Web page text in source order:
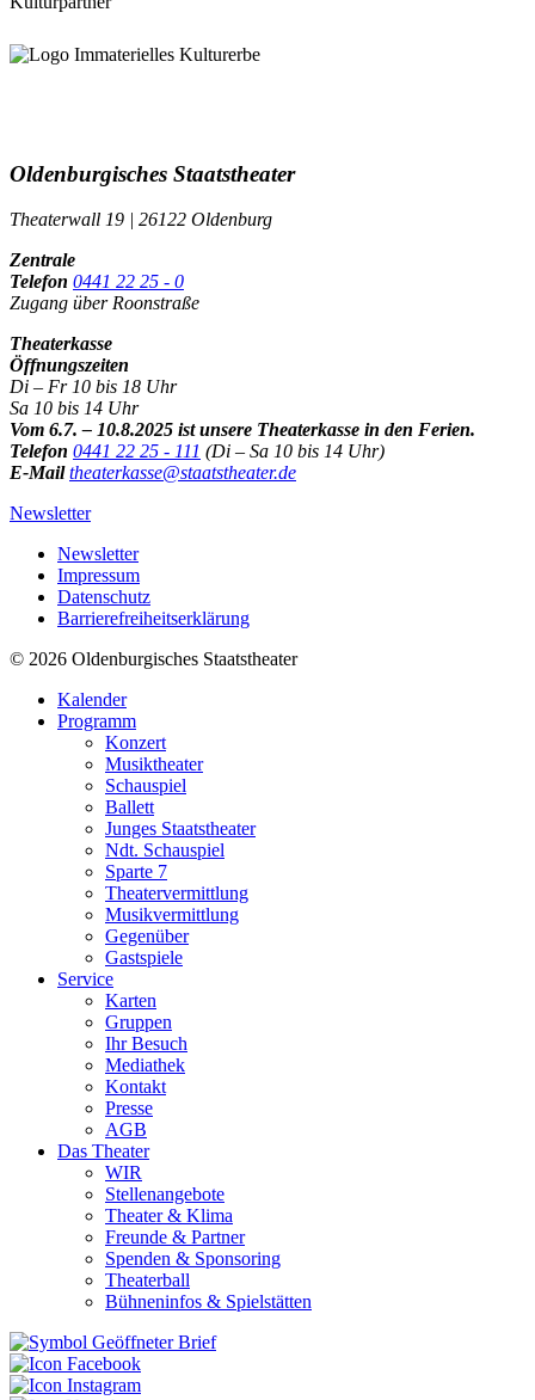
Oldenburgisches Staatstheater
Theaterwall 19 | 26122 Oldenburg
Zentrale
Telefon 0441 22 25 - 0
Zugang über Roonstraße
Theaterkasse
Öffnungszeiten
Di – Fr 10 bis 18 Uhr
Sa 10 bis 14 Uhr
Vom 6.7. – 10.8.2025 ist unsere Theaterkasse in den Ferien.
Telefon 0441 22 25 - 111 (Di – Sa 10 bis 14 Uhr)
E-Mail theaterkasse@staatstheater.de
Newsletter
Newsletter
Impressum
Datenschutz
Barrierefreiheitserklärung
© 2026 Oldenburgisches Staatstheater
Kalender
Programm
Konzert
Musiktheater
Schauspiel
Ballett
Junges Staatstheater
Ndt. Schauspiel
Sparte 7
Theatervermittlung
Musikvermittlung
Gegenüber
Gastspiele
Service
Karten
Gruppen
Ihr Besuch
Mediathek
Kontakt
Presse
AGB
Das Theater
WIR
Stellenangebote
Theater & Klima
Freunde & Partner
Spenden & Sponsoring
Theaterball
Bühneninfos & Spielstätten